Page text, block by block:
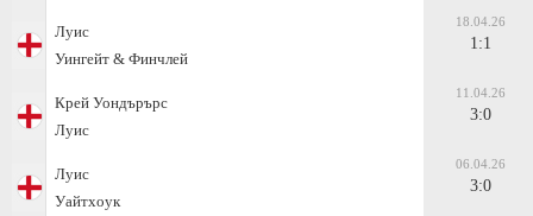
Луис
Уингейт & Финчлей
18.04.26
1:1
Крей Уондърърс
Луис
11.04.26
3:0
Луис
Уайтхоук
06.04.26
3:0